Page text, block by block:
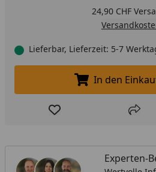
24,90 CHF
Lieferbar, Lieferzeit: 5-7
In
In den
Produkt zur Teilen
Experten-